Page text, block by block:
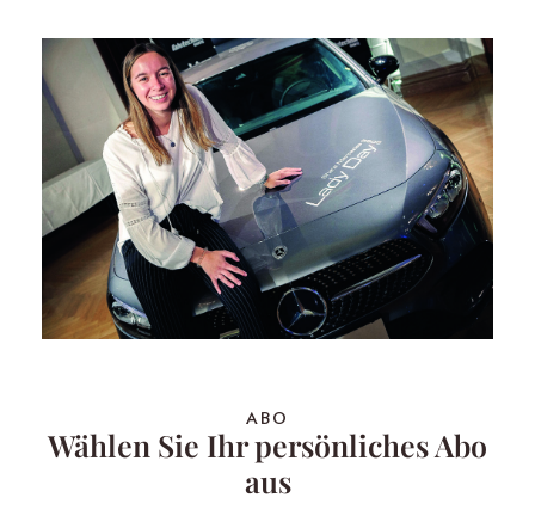
ABO
Wählen Sie Ihr persönliches Abo
aus